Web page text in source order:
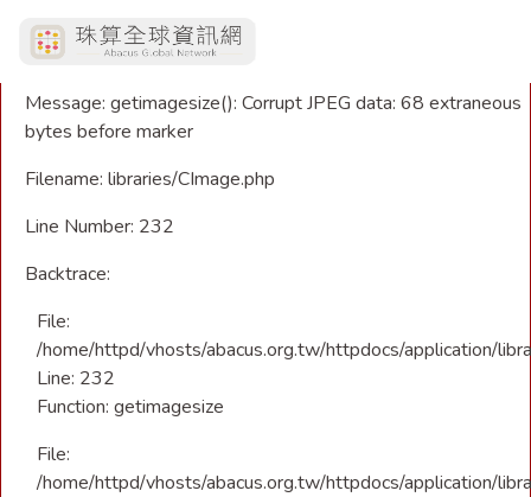
A PHP Error was encountered
Severity: Warning
Message: getimagesize(): Corrupt JPEG data: 68 extraneous
bytes before marker
Filename: libraries/CImage.php
Line Number: 232
Backtrace:
File:
/home/httpd/vhosts/abacus.org.tw/httpdocs/application/
Line: 232
Function: getimagesize
File:
/home/httpd/vhosts/abacus.org.tw/httpdocs/application/